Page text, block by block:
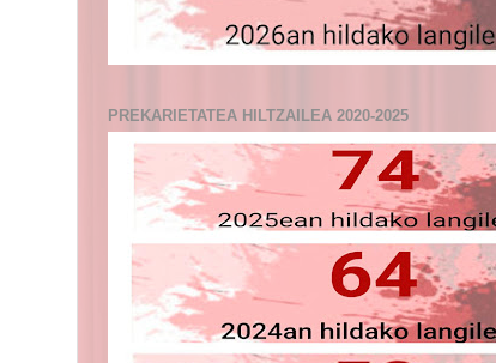
PREKARIETATEA HILTZAILEA 2020-2025